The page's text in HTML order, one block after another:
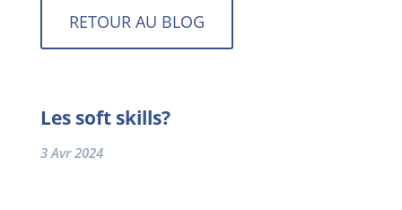
RETOUR AU BLOG
Les soft skills?
3 Avr 2024